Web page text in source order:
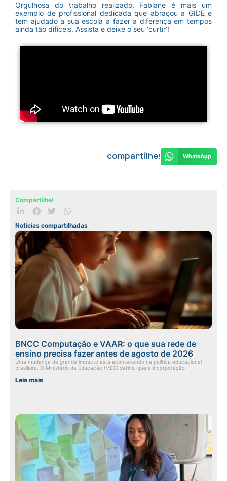
Orgulhosa do trabalho realizado, Fabiane é mais um
exemplo de profissional dedicada que abraçou a GIDE e
tem ajudado a sua escola a fazer a diferença em tempos
ainda tão difíceis. Assista e deixe o seu ‘curtir’!
Compartilhe! WhatsApp
Compartilhe!
Notícias compartilhadas
BNCC Computação e VAAR: o que sua rede de
ensino precisa fazer antes de agosto de 2026
Uma mudança de grande impacto está acontecendo na política educacional
brasileira. O Ministério da Educação (MEC) definiu que a incorporação
Leia mais